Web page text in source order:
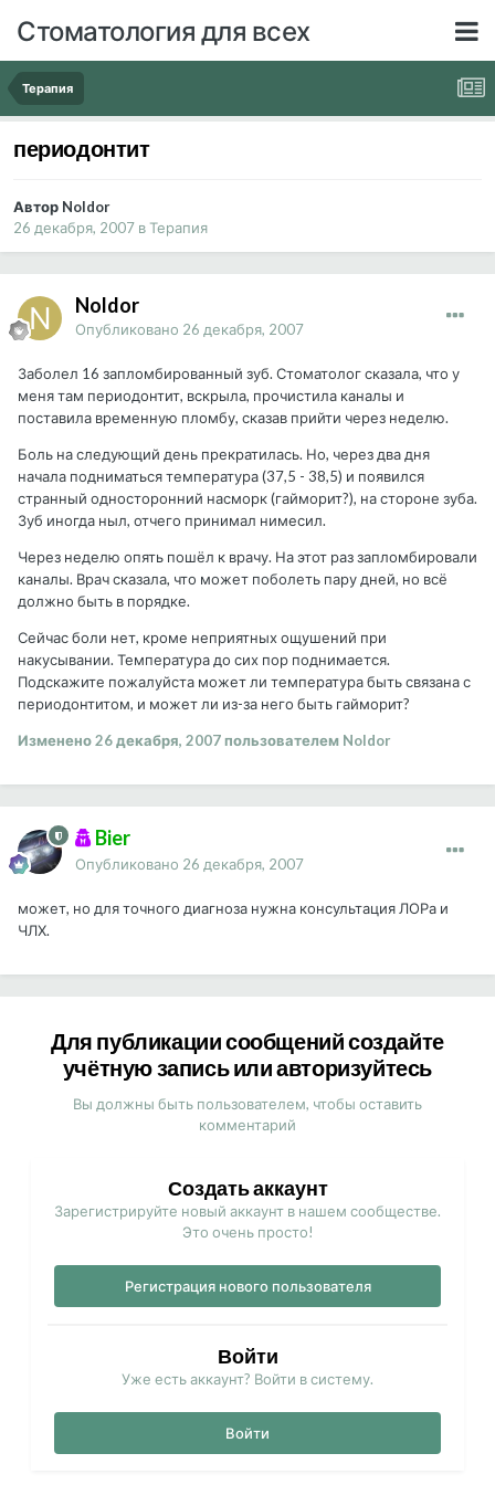
Стоматология для всех
Терапия
периодонтит
Автор Noldor
26 декабря, 2007 вТерапия
Noldor
Опубликовано 26 декабря, 2007
Заболел 16 запломбированный зуб. Стоматолог сказала, что у
меня там периодонтит, вскрыла, прочистила каналы и
поставила временную пломбу, сказав прийти через неделю.
Боль на следующий день прекратилась. Но, через два дня
начала подниматься температура (37,5 - 38,5) и появился
странный односторонний насморк (гайморит?), на стороне зуба.
Зуб иногда ныл, отчего принимал нимесил.
Через неделю опять пошёл к врачу. На этот раз запломбировали
каналы. Врач сказала, что может поболеть пару дней, но всё
должно быть в порядке.
Сейчас боли нет, кроме неприятных ощушений при
накусывании. Температура до сих пор поднимается.
Подскажите пожалуйста может ли температура быть связана с
периодонтитом, и может ли из-за него быть гайморит?
Изменено26 декабря, 2007пользователем Noldor
Bier
Опубликовано 26 декабря, 2007
может, но для точного диагноза нужна консультация ЛОРа и
ЧЛХ.
Для публикации сообщений создайте
учётную запись или авторизуйтесь
Вы должны быть пользователем, чтобы оставить
комментарий
Создать аккаунт
Зарегистрируйте новый аккаунт в нашем сообществе.
Это очень просто!
Регистрация нового пользователя
Войти
Уже есть аккаунт? Войти в систему.
Войти